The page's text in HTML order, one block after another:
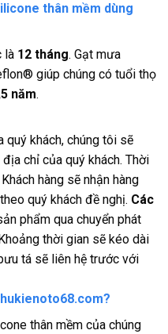
thân mềm dùng
là 12 tháng. Gạt mưa
giúp chúng có tuổi thọ
năm.
quý khách, chúng tôi sẽ
chỉ của quý khách. Thời
Khách hàng sẽ nhận hàng
quý khách đề nghị. Các
phẩm qua chuyển phát
thời gian sẽ kéo dài
tá sẽ liên hệ trước với
thân mềm của chúng